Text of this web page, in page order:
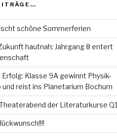
schöne Sommerferien
hautnah: Jahrgang 8 entert
Klasse 9A gewinnt Physik-
reist ins Planetarium Bochum
der Literaturkurse Q1